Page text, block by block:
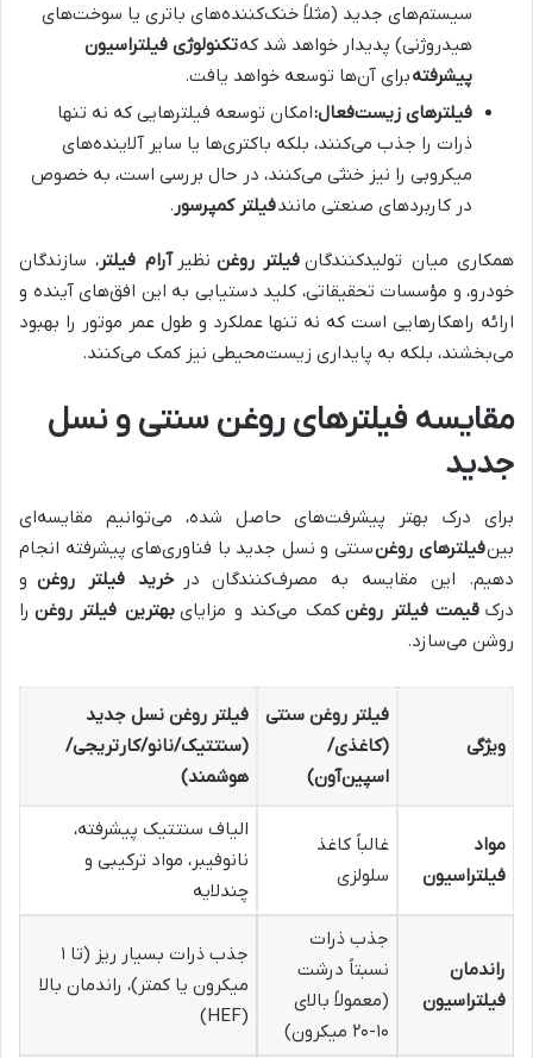
سیستم‌های جدید (مثلاً خنک‌کننده‌های باتری یا سوخت‌های
هیدروژنی) پدیدار خواهد شد کهتکنولوژی فیلتراسیون
پیشرفتهبرای آن‌ها توسعه خواهد یافت.
فیلترهای زیست‌فعال:امکان توسعه فیلترهایی که نه تنها
ذرات را جذب می‌کنند، بلکه باکتری‌ها یا سایر آلاینده‌های
میکروبی را نیز خنثی می‌کنند، در حال بررسی است، به خصوص
در کاربردهای صنعتی مانندفیلتر کمپرسور .
همکاری میان تولیدکنندگان فیلتر روغن نظیر آرام فیلتر، سازندگان
خودرو، و مؤسسات تحقیقاتی، کلید دستیابی به این افق‌های آینده و
ارائه راهکارهایی است که نه تنها عملکرد و طول عمر موتور را بهبود
می‌بخشند، بلکه به پایداری زیست‌محیطی نیز کمک می‌کنند.
مقایسه فیلترهای روغن سنتی و نسل
جدید
برای درک بهتر پیشرفت‌های حاصل شده، می‌توانیم مقایسه‌ای
بینفیلترهای روغنسنتی و نسل جدید با فناوری‌های پیشرفته انجام
دهیم. این مقایسه به مصرف‌کنندگان در خرید فیلتر روغن و
درک قیمت فیلتر روغن کمک می‌کند و مزایای بهترین فیلتر روغن را
روشن می‌سازد.
ویژگی
فیلتر روغن سنتی
(کاغذی/
اسپین‌آون)
فیلتر روغن نسل جدید
(سنتتیک/نانو/کارتریجی/
هوشمند)
مواد
فیلتراسیون
غالباً کاغذ
سلولزی
الیاف سنتتیک پیشرفته،
نانوفیبر، مواد ترکیبی و
چندلایه
راندمان
فیلتراسیون
جذب ذرات
نسبتاً درشت
(معمولاً بالای
۱۰-۲۰ میکرون)
جذب ذرات بسیار ریز (تا ۱
میکرون یا کمتر)، راندمان بالا
(HEF)